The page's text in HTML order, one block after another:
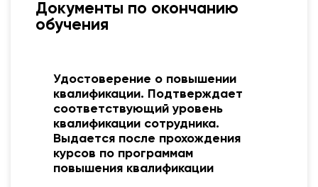
Документы по окончанию
обучения
Удостоверение о повышении
квалификации. Подтверждает
соответствующий уровень
квалификации сотрудника.
Выдается после прохождения
курсов по программам
повышения квалификации